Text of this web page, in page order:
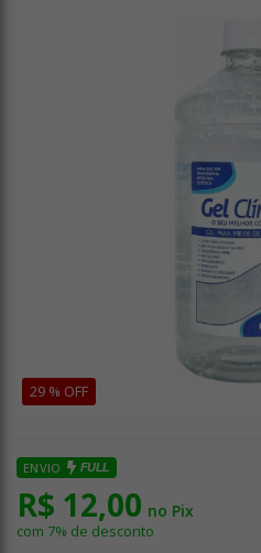
29 % OFF
ENVIO FULL
R$ 12,00 no Pix
com 7% de desconto